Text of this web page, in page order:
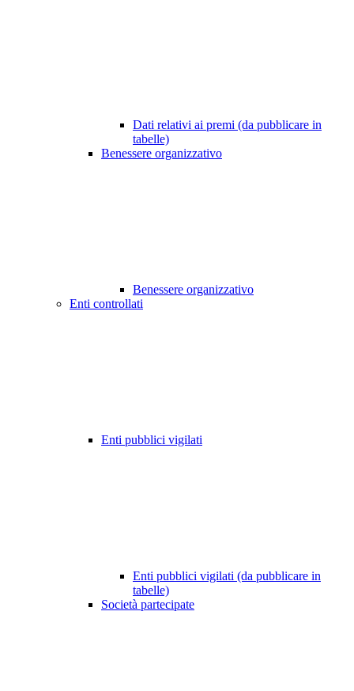
Dati relativi ai premi (da pubblicare in
tabelle)
Benessere organizzativo
Benessere organizzativo
Enti controllati
Enti pubblici vigilati
Enti pubblici vigilati (da pubblicare in
tabelle)
Società partecipate